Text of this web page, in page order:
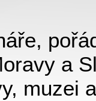
a
muzei